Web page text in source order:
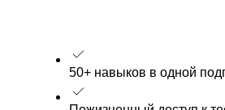
50+ навыков в одной